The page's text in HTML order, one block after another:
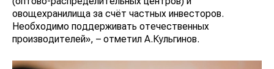
овощехранилища за счёт частных инвесторов.
Необходимо поддерживать отечественных
производителей», – отметил А.Кульгинов.